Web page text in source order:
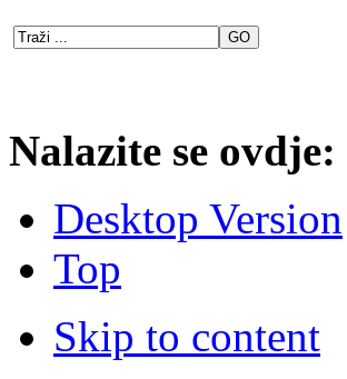
Nalazite se ovdje:
Desktop Version
Top
Skip to content